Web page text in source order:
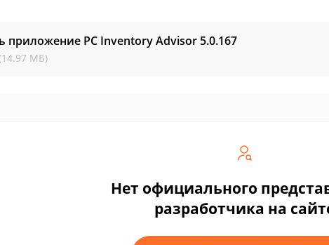
приложение PC Inventory Advisor 5.0.167
МБ)
Нет официального
разработчика на